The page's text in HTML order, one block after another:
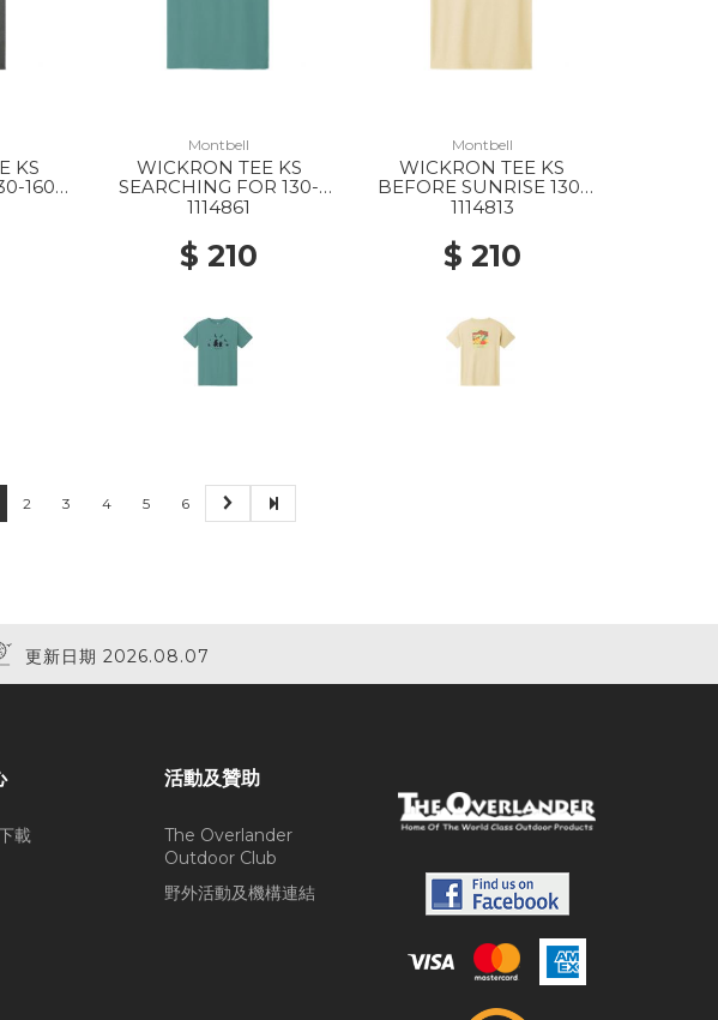
KS
160
Montbell
WICKRON TEE KS
SEARCHING FOR 130-
160 BGN
1114861
$ 210
Montbell
WICKRON TEE KS
BEFORE SUNRISE 130-
160 IV
1114813
$ 210
2 3 4 5 6
更新日期 2026.08.07
載
活動及贊助
The Overlander
Outdoor Club
野外活動及機構連結